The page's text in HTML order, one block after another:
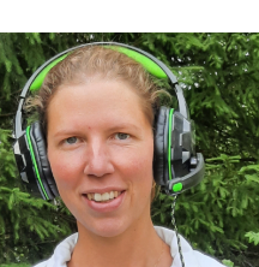
Smart TV
Itkuhälytin
Sänky